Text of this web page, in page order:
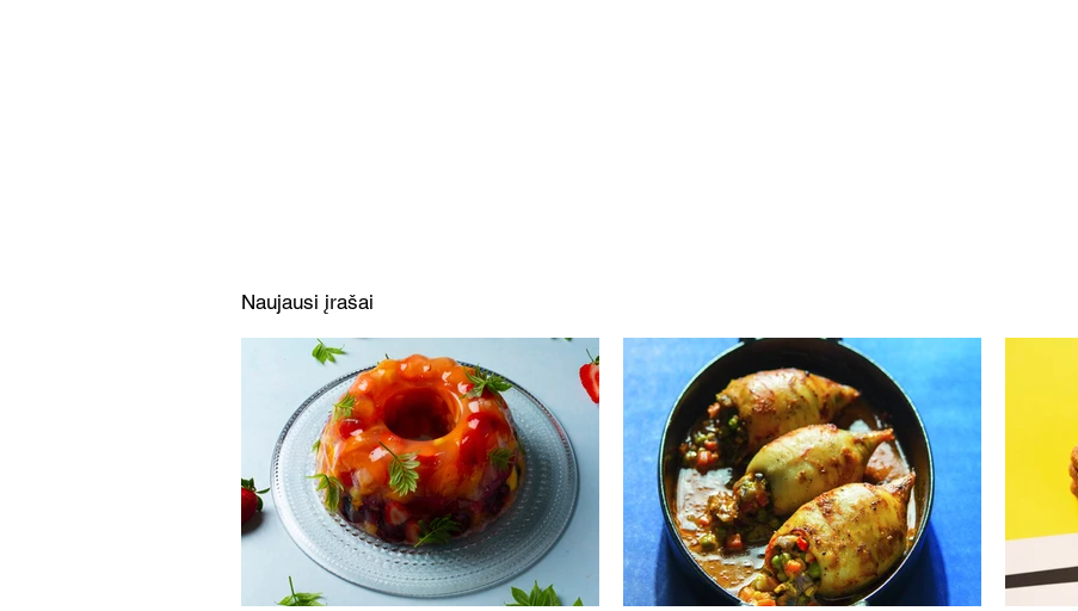
Naujausi įrašai